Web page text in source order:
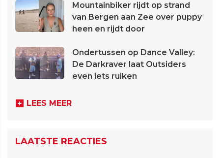
Mountainbiker rijdt op strand
van Bergen aan Zee over puppy
heen en rijdt door
Ondertussen op Dance Valley:
De Darkraver laat Outsiders
even iets ruiken
LEES MEER
LAATSTE REACTIES